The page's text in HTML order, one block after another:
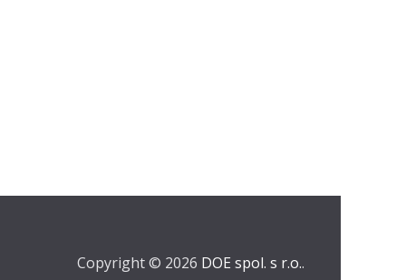
Copyright © 2026 DOE spol. s r.o..